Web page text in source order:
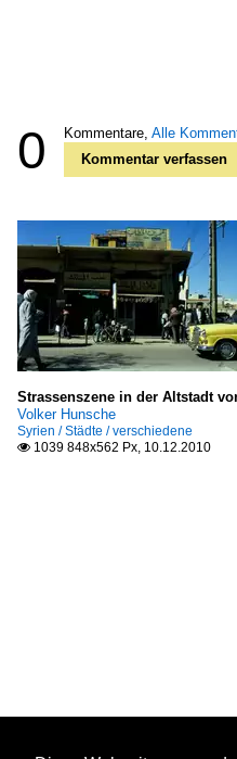
0 Kommentare, Alle
Kommentar verfassen
Strassenszene in der Altstadt
Volker Hunsche
Syrien / Städte / verschiedene
 1039 848x562 Px, 10.12.2010